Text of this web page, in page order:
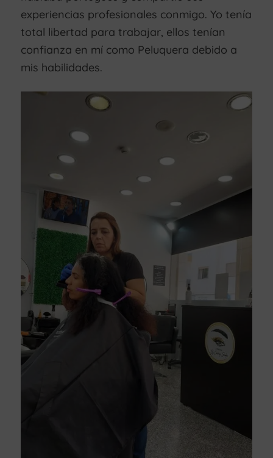
experiencias profesionales conmigo. Yo tenía
total libertad para trabajar, ellos tenían
confianza en mí como Peluquera debido a
mis habilidades.